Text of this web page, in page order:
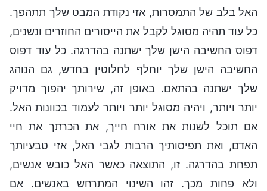
האל בלב של התמסרות, אזי נקודת המבט שלך תתהפך.
כל עוד תהיה מסוגל לקבל את הייסורים החוזרים ונשנים,
דפוס החשיבה הישן שלך ישתנה בהדרגה. כל עוד דפוס
החשיבה הישן שלך יוחלף לחלוטין בחדש, גם הנוהג
שלך ישתנה בהתאם. באופן זה, שירותך יהפוך מדויק
יותר ויותר, ויהיה מסוגל יותר ויותר לעמוד בכוונות האל.
אם תוכל לשנות את אורח חייך, את הכרתך את חיי
האדם, ואת תפיסותיך הרבות לגבי האל, אזי טבעיותך
תפחת בהדרגה. זו, התוצאה כאשר האל כובש אנשים,
ולא פחות מכך. זהו השינוי המתרחש באנשים. אם